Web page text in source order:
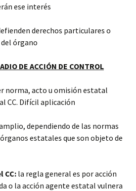
ese interés
derechos particulares o
órgano
DE ACCIÓN DE CONTROL
norma, acto u omisión estatal
CC. Difícil aplicación
dependiendo de las normas
estatales que son objeto de
CC: la regla general es por acción
o la acción agente estatal vulnera